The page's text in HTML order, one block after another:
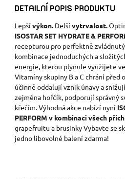
DETAILNÍ POPIS PRODUKTU
Lepšívýkon. Delšívytrvalost.
ISOSTAR SET HYDRATE &
recepturou pro perfektně
kombinace jednoduchých a
energie, kterou plynule využijete
Vitamíny skupiny B a C chrání před
účinně oddalují vznik únavy a
zejména hořčík, podporují správný
křečím. Výhodná akce nabízí nyní
PERFORM v kombinaci všech
grapefruitu a brusinky Vybavte se
jedno libovolné balení zdarma!